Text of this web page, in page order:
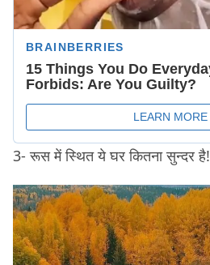
3- रूस में स्थित ये घर कितना सुन्दर है!